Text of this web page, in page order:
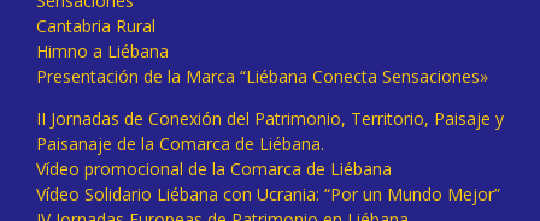
Cantabria Rural
Himno a Liébana
Presentación de la Marca “Liébana Conecta Sensaciones»
II Jornadas de Conexión del Patrimonio, Territorio, Paisaje y
Paisanaje de la Comarca de Liébana.
Vídeo promocional de la Comarca de Liébana
Vídeo Solidario Liébana con Ucrania: “Por un Mundo Mejor”